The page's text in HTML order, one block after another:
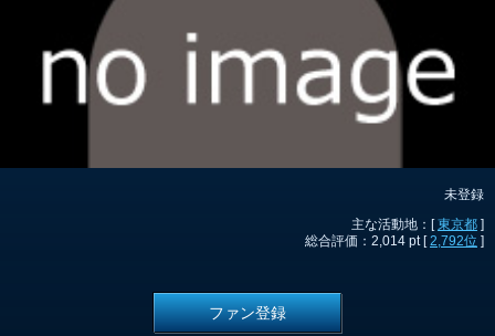
未登録
主な活動地：[東京都 ]
総合評価：2,014 pt [2,792位 ]
ファン登録